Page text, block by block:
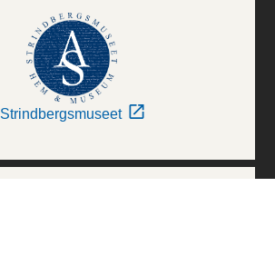
Strindbergsmuseet